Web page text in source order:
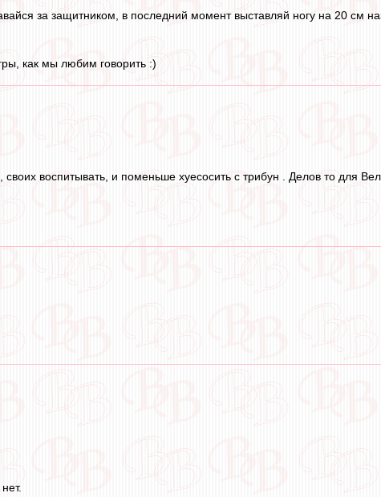
за защитником, в последний момент выставляй ногу на 20 см
как мы любим говорить :)
воспитывать, и поменьше хуесосить с трибун . Делов то для